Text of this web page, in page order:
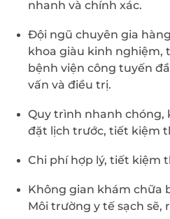
nhanh và chính xác.
Đội ngũ chuyên gia
khoa giàu kinh nghiệm,
bệnh viện công tuyến
vấn và điều trị.
Quy trình nhanh chóng,
đặt lịch trước, tiết kiệm
Chi phí hợp lý, tiết kiệm
Không gian khám chữa
Môi trường y tế sạch sẽ,